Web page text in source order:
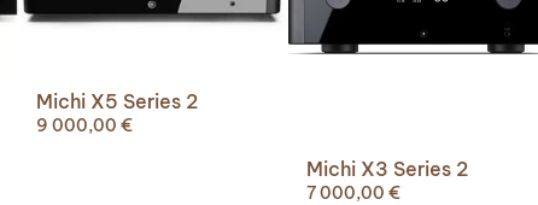
Michi X5 Series 2
9 000,00 €
Michi X3 Series 2
7 000,00 €